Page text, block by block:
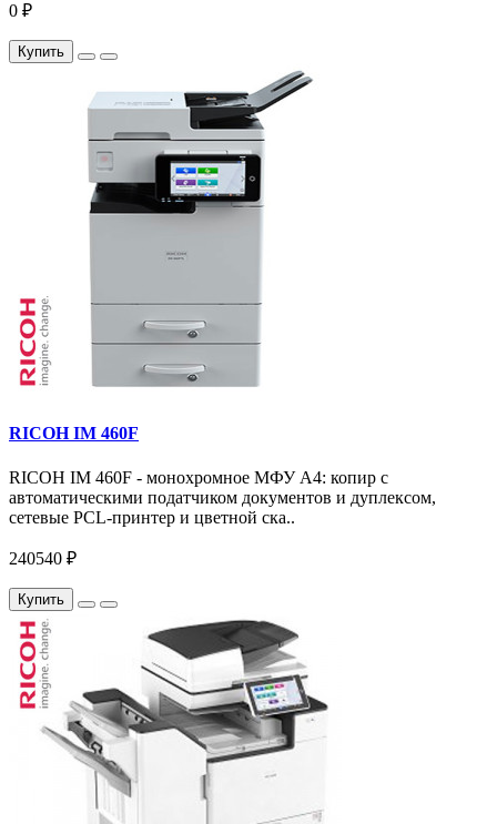
0 ₽
Купить
RICOH IM 460F
RICOH IM 460F - монохромное МФУ A4: копир с
автоматическими податчиком документов и дуплексом,
сетевые PCL-принтер и цветной ска..
240540 ₽
Купить